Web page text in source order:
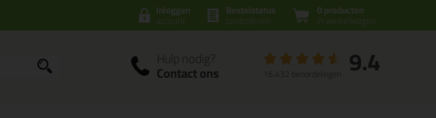
0 producten
in winkelwagen
Bestelstatus
controleren
Inloggen
account
Hulp nodig?
Contact ons 9.4
16.432 beoordelingen